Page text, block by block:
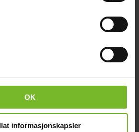
OK
informasjonskapsler
Victron Phoenix Smart IP43